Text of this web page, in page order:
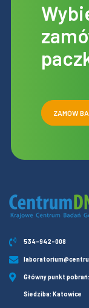
ZAMÓW
534-942-008
Główny punkt pobrań:
Siedziba: Katowice